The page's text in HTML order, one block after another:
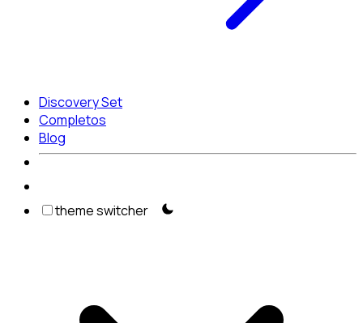
Discovery Set
Completos
Blog
theme switcher